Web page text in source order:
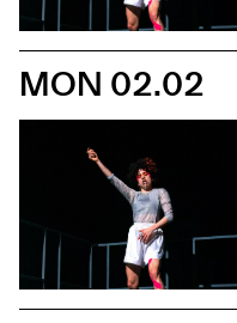
MON 02.02